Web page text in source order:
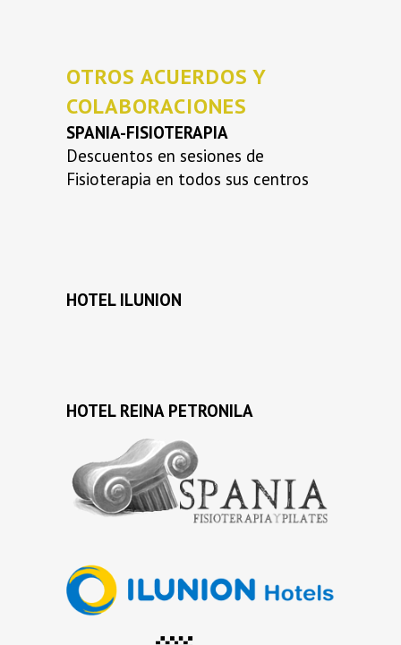
OTROS ACUERDOS Y
COLABORACIONES
SPANIA-FISIOTERAPIA
Descuentos en sesiones de
Fisioterapia en todos sus centros
HOTEL ILUNION
HOTEL REINA PETRONILA